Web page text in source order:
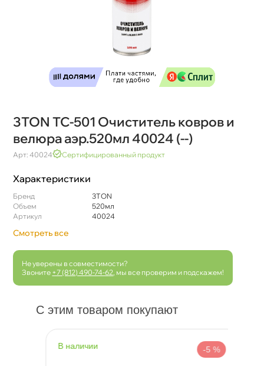
3TON TC-501 Очиститель ковров и
елюра аэр.520мл 40024 (--)
Арт: 40024 Сертифицированный продукт
Характеристики
Бренд
3TON
Объем
520мл
Артикул
40024
Смотреть все
Не уверены в совместимости?
Звоните +7 (812) 490-74-62 , мы все проверим и подскажем!
С этим товаром покупают
наличии -5 %